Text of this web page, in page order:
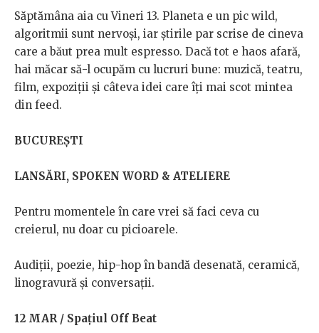
Săptămâna aia cu Vineri 13. Planeta e un pic wild,
algoritmii sunt nervoși, iar știrile par scrise de cineva
care a băut prea mult espresso. Dacă tot e haos afară,
hai măcar să-l ocupăm cu lucruri bune: muzică, teatru,
film, expoziții și câteva idei care îți mai scot mintea
din feed.
BUCUREȘTI
LANSĂRI, SPOKEN WORD & ATELIERE
Pentru momentele în care vrei să faci ceva cu
creierul, nu doar cu picioarele.
Audiții, poezie, hip-hop în bandă desenată, ceramică,
linogravură și conversații.
12 MAR / Spațiul Off Beat